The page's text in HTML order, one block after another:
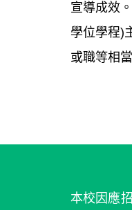
宣導成效
學位學程)
或職等相
本校因應